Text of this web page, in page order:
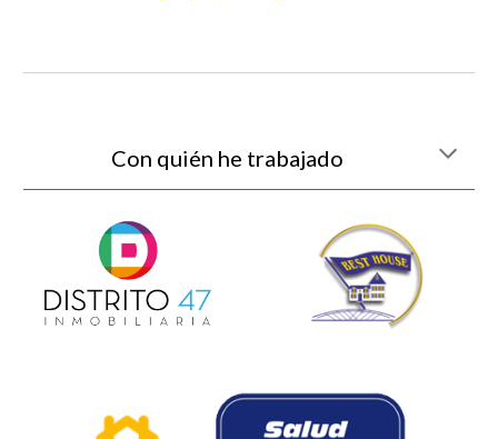
Con quién he trabajado